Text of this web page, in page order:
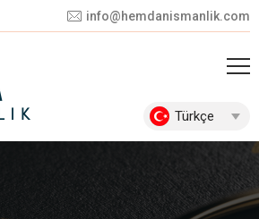
info@hemdanismanlik.com
Türkçe